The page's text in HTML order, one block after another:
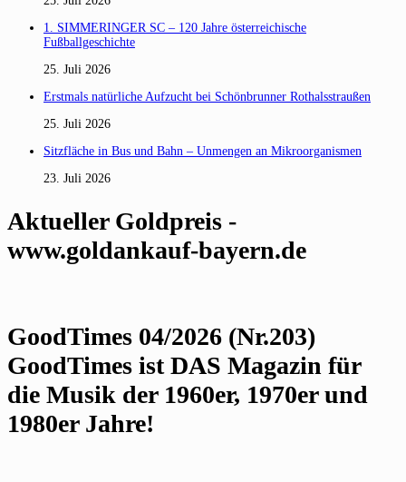
1. SIMMERINGER SC – 120 Jahre österreichische
Fußballgeschichte
25. Juli 2026
Erstmals natürliche Aufzucht bei Schönbrunner Rothalsstraußen
25. Juli 2026
Sitzfläche in Bus und Bahn – Unmengen an Mikroorganismen
23. Juli 2026
Aktueller Goldpreis -
www.goldankauf-bayern.de
GoodTimes 04/2026 (Nr.203)
GoodTimes ist DAS Magazin für
die Musik der 1960er, 1970er und
1980er Jahre!